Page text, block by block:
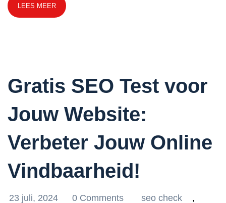
LEES MEER
Gratis SEO Test voor
Jouw Website:
Verbeter Jouw Online
Vindbaarheid!
23 juli, 2024 0 Comments seo check ,